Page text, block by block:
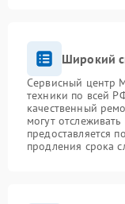
Широкий
Сервисный центр
техники по всей
качественный
могут
предоставляется
продления срока